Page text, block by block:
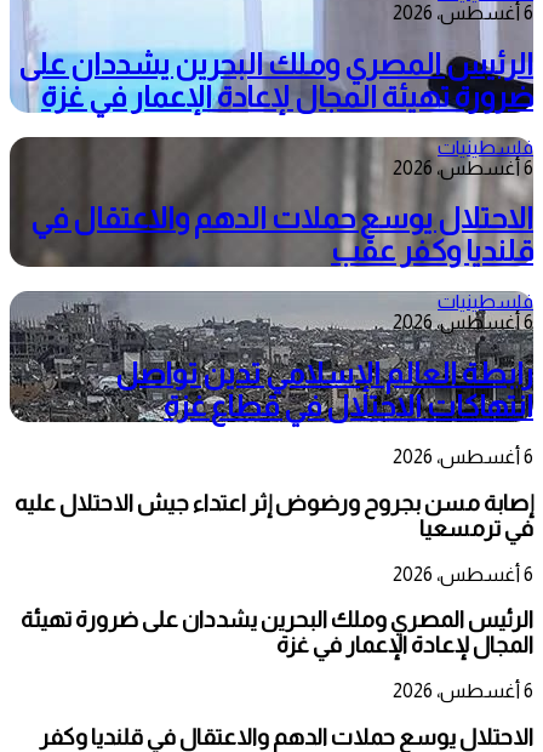
6 أغسطس، 2026
الرئيس المصري وملك البحرين يشددان على
ضرورة تهيئة المجال لإعادة الإعمار في غزة
فلسطينيات
6 أغسطس، 2026
الاحتلال يوسع حملات الدهم والاعتقال في
قلنديا وكفر عقب
فلسطينيات
6 أغسطس، 2026
رابطة العالم الإسلامي تدين تواصل
انتهاكات الاحتلال في قطاع غزة
6 أغسطس، 2026
إصابة مسن بجروح ورضوض إثر اعتداء جيش الاحتلال عليه
في ترمسعيا
6 أغسطس، 2026
الرئيس المصري وملك البحرين يشددان على ضرورة تهيئة
المجال لإعادة الإعمار في غزة
6 أغسطس، 2026
الاحتلال يوسع حملات الدهم والاعتقال في قلنديا وكفر